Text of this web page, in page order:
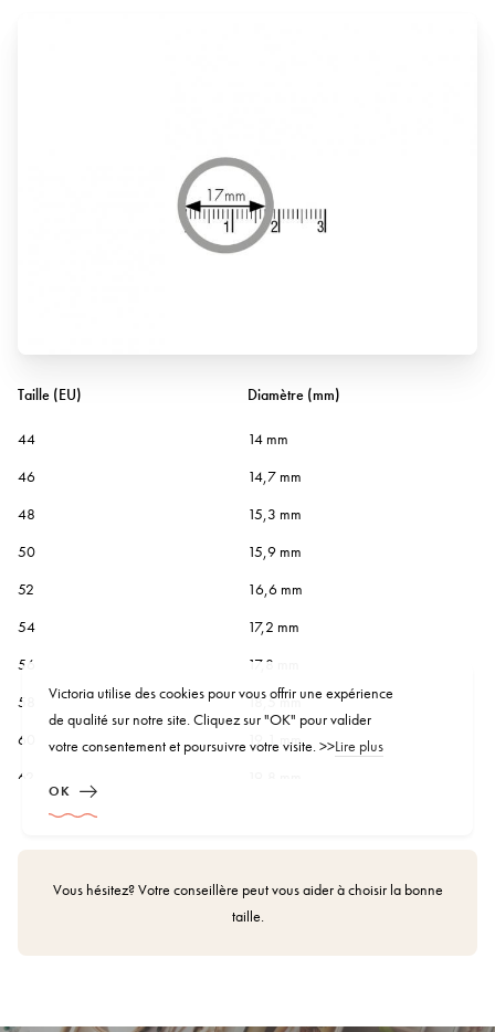
Taille (EU) Diamètre (mm)
44
14 mm
46
14,7 mm
48
15,3 mm
50
15,9 mm
52
16,6 mm
54
17,2 mm
56
17,8 mm
58
18,5 mm
60
19,1 mm
62
21,7 mm
22,3 mm
Vous hésitez? Votre conseillère peut vous aider à choisir la bonne
taille.
Victoria utilise des cookies pour vous offrir une expérience
de qualité sur notre site. Cliquez sur "OK" pour valider
votre consentement et poursuivre votre visite. >>Lire plus
OK